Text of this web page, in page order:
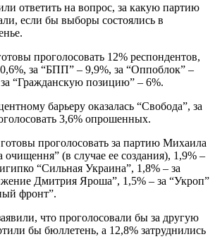
ответить на вопрос, за какую партию
если бы выборы состоялись в
проголосовать 12% респондентов,
за “БПП” – 9,9%, за “Оппоблок” –
“Гражданскую позицию” – 6%.
барьеру оказалась “Свобода”, за
3,6% опрошенных.
проголосовать за партию Михаила
(в случае ее создания), 1,9% –
“Сильная Украина”, 1,8% – за
Дмитрия Яроша”, 1,5% – за “Укроп”
фронт”.
что проголосовали бы за другую
бы бюллетень, а 12,8% затруднились